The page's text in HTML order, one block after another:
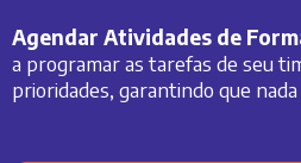
Agendar Atividades de
a programar as tarefas de seu
prioridades, garantindo que